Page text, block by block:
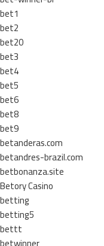
bet1
bet2
bet20
bet3
bet4
bet5
bet6
bet8
bet9
betanderas.com
betandres-brazil.com
betbonanza.site
Betory Casino
betting
betting5
bettt